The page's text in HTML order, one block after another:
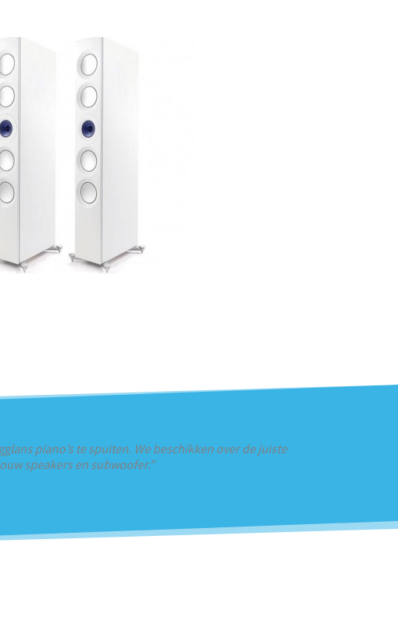
piano’s te spuiten. We beschikken over de juiste
speakers en subwoofer."